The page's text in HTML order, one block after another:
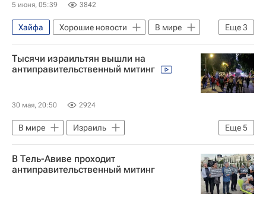
5 июня, 05:39 3842
Еще3
Хайфа Хорошие новости
В мире
Израиль
Россия
Мария Львова-Белова
Тысячи израильтян вышли на
антиправительственный митинг
30 мая, 20:50 2924
Еще5
В мире
Израиль
Западный берег реки Иордан
Иерусалим
Биньямин Нетаньяху
В Тель-Авиве проходит
антиправительственный митинг